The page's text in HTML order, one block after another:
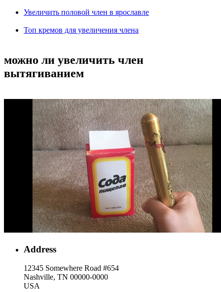
Увеличить половой член в ярославле
Топ кремов для увеличения члена
можно ли увеличить член
вытягиванием
Address
12345 Somewhere Road #654
Nashville, TN 00000-0000
USA